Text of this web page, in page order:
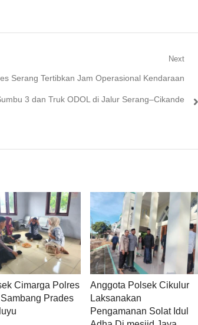
Next
Serang Tertibkan Jam Operasional Kendaraan
3 dan Truk ODOL di Jalur Serang–Cikande
Cimarga Polres
Prades
Anggota Polsek Cikulur
Laksanakan
Pengamanan Solat Idul